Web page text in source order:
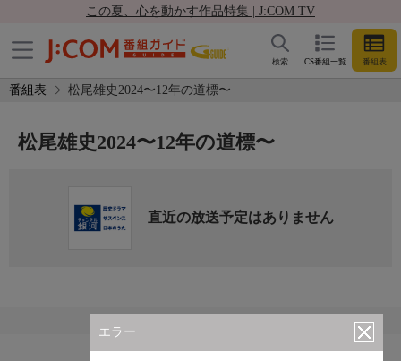
この夏、心を動かす作品特集 | J:COM TV
CS番組一覧 番組表
検索
番組表 松尾雄史2024〜12年の道標〜
エラー
松尾雄史2024〜12年の道標〜
直近の放送予定はありません